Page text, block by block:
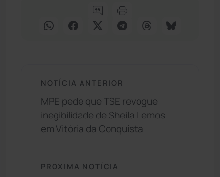
NOTÍCIA ANTERIOR
MPE pede que TSE revogue
inegibilidade de Sheila Lemos
em Vitória da Conquista
PRÓXIMA NOTÍCIA